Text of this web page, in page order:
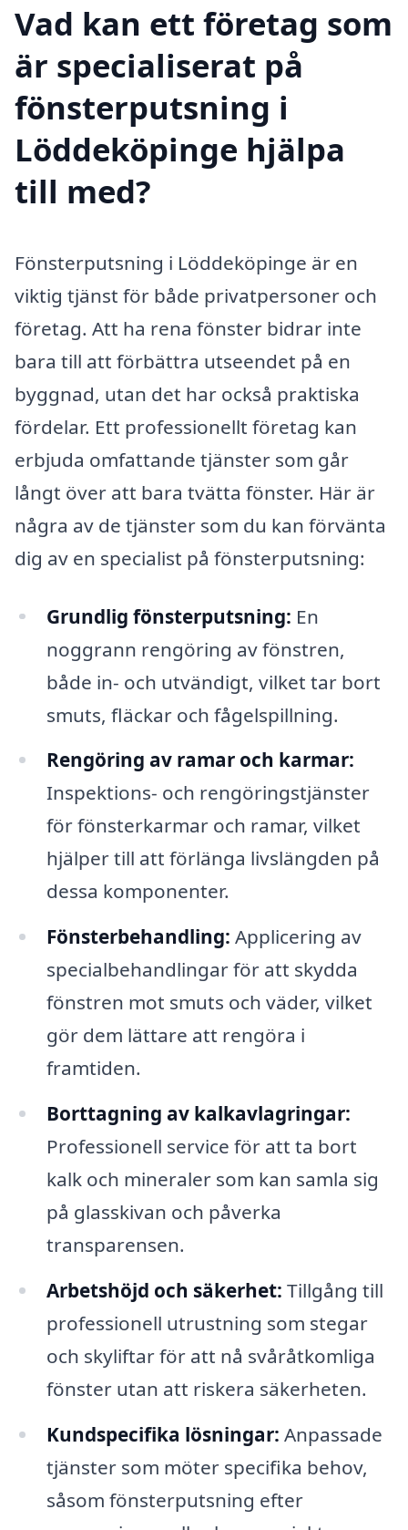
Vad kan ett företag som
är specialiserat på
fönsterputsning i
Löddeköpinge hjälpa
till med?
Fönsterputsning i Löddeköpinge är en
viktig tjänst för både privatpersoner och
företag. Att ha rena fönster bidrar inte
bara till att förbättra utseendet på en
byggnad, utan det har också praktiska
fördelar. Ett professionellt företag kan
erbjuda omfattande tjänster som går
långt över att bara tvätta fönster. Här är
några av de tjänster som du kan förvänta
dig av en specialist på fönsterputsning:
Grundlig fönsterputsning: En
noggrann rengöring av fönstren,
både in- och utvändigt, vilket tar bort
smuts, fläckar och fågelspillning.
Rengöring av ramar och karmar:
Inspektions- och rengöringstjänster
för fönsterkarmar och ramar, vilket
hjälper till att förlänga livslängden på
dessa komponenter.
Fönsterbehandling: Applicering av
specialbehandlingar för att skydda
fönstren mot smuts och väder, vilket
gör dem lättare att rengöra i
framtiden.
Borttagning av kalkavlagringar:
Professionell service för att ta bort
kalk och mineraler som kan samla sig
på glasskivan och påverka
transparensen.
Arbetshöjd och säkerhet: Tillgång till
professionell utrustning som stegar
och skyliftar för att nå svåråtkomliga
fönster utan att riskera säkerheten.
Kundspecifika lösningar: Anpassade
tjänster som möter specifika behov,
såsom fönsterputsning efter